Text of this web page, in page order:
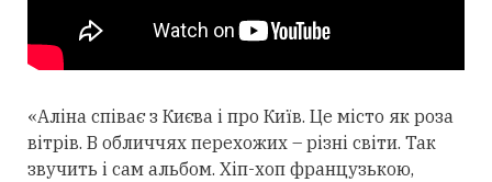
«Аліна співає з Києва і про Київ. Це місто як роза
вітрів. В обличчях перехожих – різні світи. Так
звучить і сам альбом. Хіп-хоп французькою,